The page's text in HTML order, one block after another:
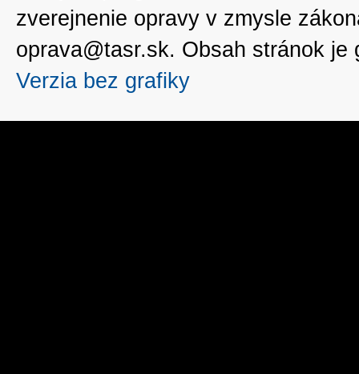
zverejnenie opravy v zmysle
oprava@tasr.sk. Obsah stránok
Verzia bez grafiky